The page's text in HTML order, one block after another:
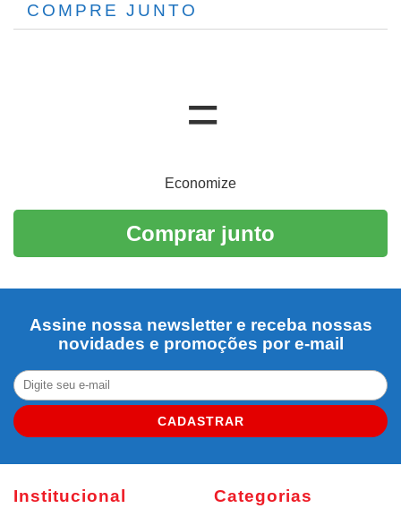
COMPRE JUNTO
Economize
Comprar junto
Assine nossa newsletter e receba nossas
novidades e promoções por e-mail
CADASTRAR
Institucional Categorias